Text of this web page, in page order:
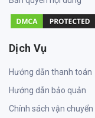
Dịch Vụ
Hướng dẫn thanh toán
Hướng dẫn bảo quản
Chính sách vận chuyển